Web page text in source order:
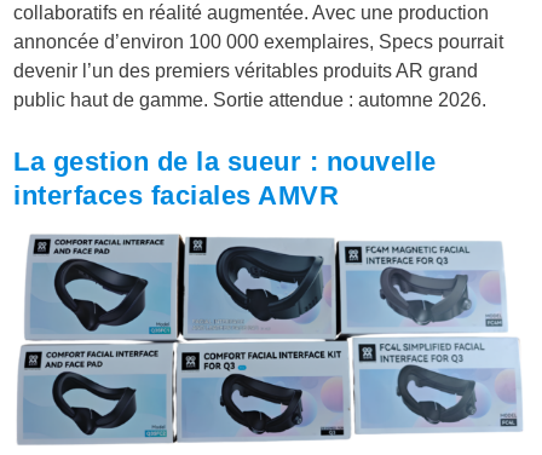
collaboratifs en réalité augmentée. Avec une production
annoncée d’environ 100 000 exemplaires, Specs pourrait
devenir l’un des premiers véritables produits AR grand
public haut de gamme. Sortie attendue : automne 2026.
La gestion de la sueur : nouvelle
interfaces faciales AMVR